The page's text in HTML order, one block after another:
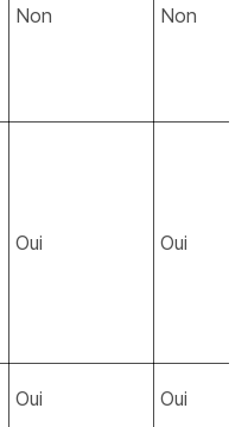
Non Non
Oui Oui
Oui Oui